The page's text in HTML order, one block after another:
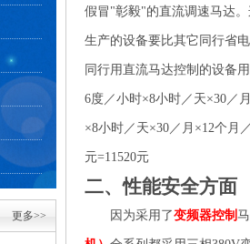
更多>>
假冒"彰毅"的直流调速马达
生产的设备要比其它同行省
同行用直流马达控制的设备
6度／小时×8小时／天×30／
×8小时／天×30／月×12个月
元=11520元
二、性能安全方面
因为采用了变频器控制